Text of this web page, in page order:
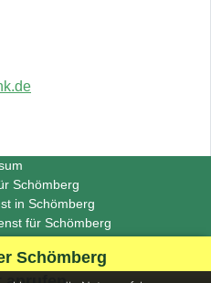
Schömberg
Schömberg
in Schömberg
für Schömberg
(Last update 2026-06-29)